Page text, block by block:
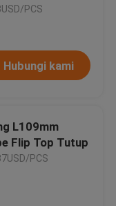
PCS
Hubungi kami
L109mm
Flip Top Tutup
PCS